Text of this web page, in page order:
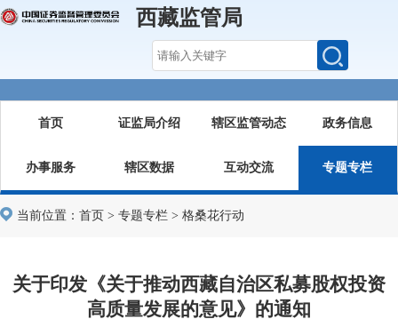
西藏监管局
首页 证监局介绍 辖区监管动态 政务信息
办事服务 辖区数据 互动交流 专题专栏
当前位置： 首页 > 专题专栏 > 格桑花行动
关于印发《关于推动西藏自治区私募股权投资
高质量发展的意见》的通知